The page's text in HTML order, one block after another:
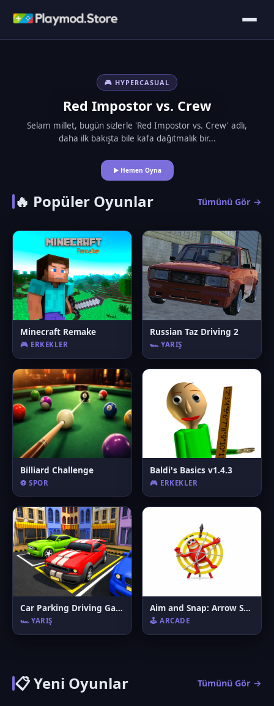
🎮 HYPERCASUAL
Red Impostor vs. Crew
Selam millet, bugün sizlerle 'Red Impostor vs. Crew' adlı,
daha ilk bakışta bile kafa dağıtmalık bir...
▶ Hemen Oyna
🔥 Popüler Oyunlar Tümünü Gör →
Minecraft Remake
🎮 ERKEKLER
Russian Taz Driving 2
🏎️ YARIŞ
Billiard Challenge
⚽ SPOR
Baldi's Basics v1.4.3
🎮 ERKEKLER
Car Parking Driving Game
🏎️ YARIŞ
Aim and Snap: Arrow Srike
🕹️ ARCADE
📋 Yeni Oyunlar Tümünü Gör →